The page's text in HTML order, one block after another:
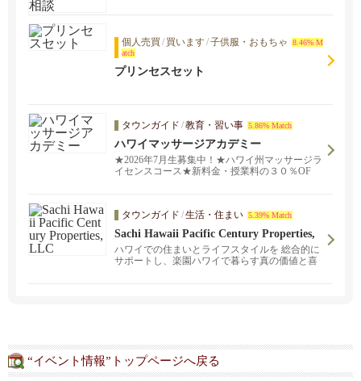
個人売買 / 買います/子供服・おもちゃ
8.46% M
atch
プリンセスセット
タウンガイド /教育・習い事 5.86% Match
ハワイマッサージアカデミー
★2026年7月生募集中！★ハワイ州マッサージラ
イセンスコース★新料金・授業料の３０％OF
である、といっても過言ではありません。第1段
階後はハワイ特有のロミロミマッサージやポピ
ュラーなホットストーンマッサージなど、エス
テやスパなどでも通用する実践的で本格的なマ
ッサージの訓練を受けます。スウェーデン式マ
タウンガイド /生活・住まい 5.39% Match
Sachi Hawaii Pacific Century Properties,
LLC
ハワイでの住まいとライフスタイルを 総合的に
サポートし、楽園ハワイで暮らす真の価値と喜
“イベント情報”トップページへ戻る